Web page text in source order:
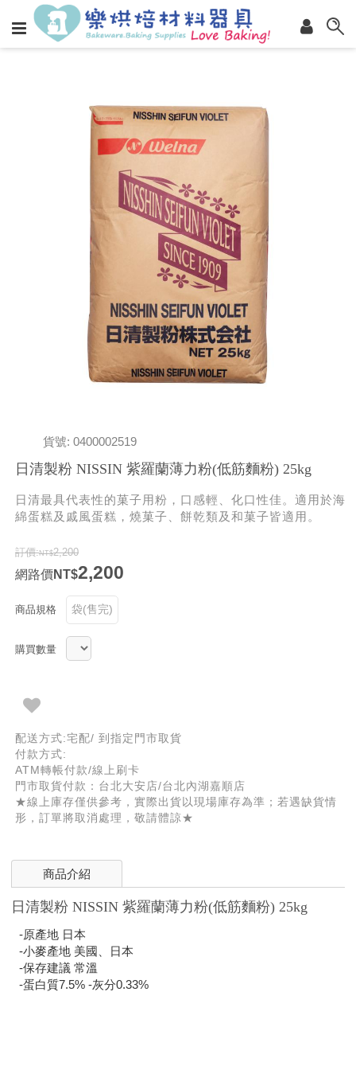
貨號: 0400002519
日清製粉 NISSIN 紫羅蘭薄力粉(低筋麵粉) 25kg
日清最具代表性的菓子用粉，口感輕、化口性佳。適用於海
綿蛋糕及戚風蛋糕，燒菓子、餅乾類及和菓子皆適用。
訂價: 2,200
網路價 2,200
商品規格 袋(售完)
購買數量
配送方式:宅配/ 到指定門市取貨
付款方式:
ATM轉帳付款/線上刷卡
門市取貨付款：台北大安店/台北內湖嘉順店
★線上庫存僅供參考，實際出貨以現場庫存為準；若遇缺貨情
形，訂單將取消處理，敬請體諒★
商品介紹
日清製粉 NISSIN 紫羅蘭薄力粉(低筋麵粉) 25kg
-原產地 日本
-小麥產地 美國、日本
-保存建議 常溫
-蛋白質7.5% -灰分0.33%